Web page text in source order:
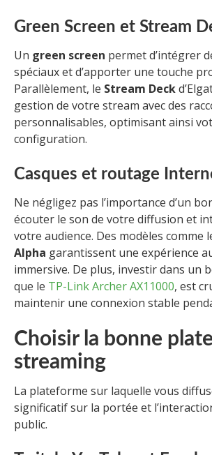
Green Screen et Stream
Un green screen permet d’intégrer
spéciaux et d’apporter une touche
Parallèlement, le Stream Deck
gestion de votre stream avec des
personnalisables, optimisant ainsi
configuration.
Casques et routage
Ne négligez pas l’importance d’un
écouter le son de votre diffusion et
votre audience. Des modèles comme
Alpha garantissent une expérience
immersive. De plus, investir dans un
que le TP-Link Archer AX11000, est
maintenir une connexion stable
Choisir la bonne
streaming
La plateforme sur laquelle vous
significatif sur la portée et
public.